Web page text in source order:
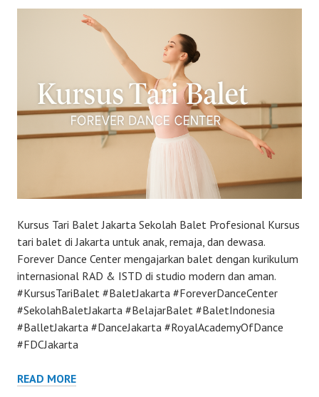
Kursus Tari Balet Jakarta Sekolah Balet Profesional Kursus
tari balet di Jakarta untuk anak, remaja, dan dewasa.
Forever Dance Center mengajarkan balet dengan kurikulum
internasional RAD & ISTD di studio modern dan aman.
#KursusTariBalet #BaletJakarta #ForeverDanceCenter
#SekolahBaletJakarta #BelajarBalet #BaletIndonesia
#BalletJakarta #DanceJakarta #RoyalAcademyOfDance
#FDCJakarta
READ MORE